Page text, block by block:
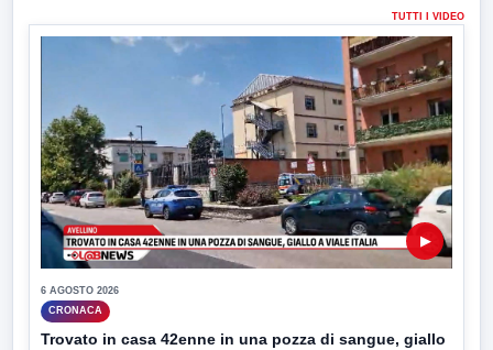
TUTTI I VIDEO
▶
6 AGOSTO 2026
CRONACA
Trovato in casa 42enne in una pozza di sangue, giallo